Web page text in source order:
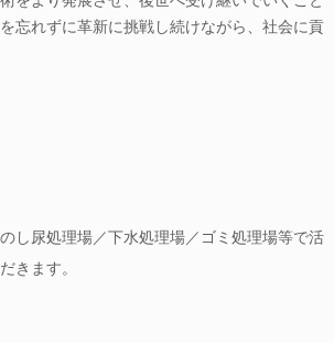
忘れずに革新に挑戦し続けながら、社会に貢
し尿処理場／下水処理場／ゴミ処理場等で活
きます。